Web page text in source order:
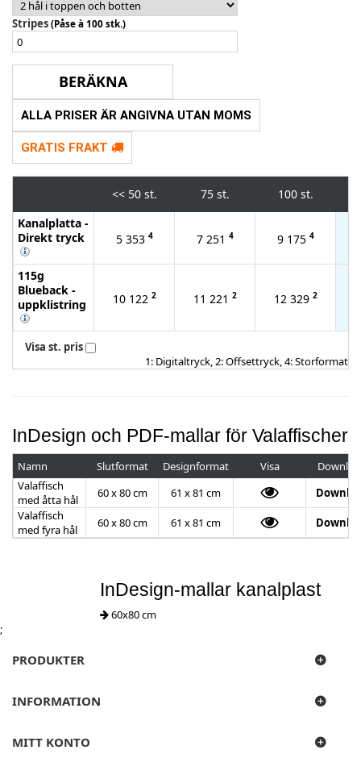
Stripes(Påse à 100 stk.)
ALLA PRISER ÄR ANGIVNA UTAN MOMS
GRATIS FRAKT
<<50 st. 75 st. 100 st.
Kanalplatta -
Direkt tryck
5 353 4 7 251 4 9 175 4
115g
Blueback -
uppklistring
10 122 2 11 221 2 12 329 2
Visa st. pris
1: Digitaltryck, 2: Offsettryck, 4: Storformat
InDesign och PDF-mallar för Valaffischer
Namn Slutformat Designformat Visa
Valaffisch
med åtta hål
60 x 80 cm 61 x 81 cm
Valaffisch
med fyra hål
60 x 80 cm 61 x 81 cm
InDesign-mallar kanalplast
60x80 cm
;
PRODUKTER
INFORMATION
MITT KONTO